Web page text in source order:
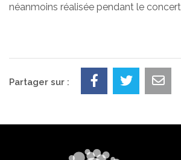
néanmoins réalisée pendant le concert
Partager sur :